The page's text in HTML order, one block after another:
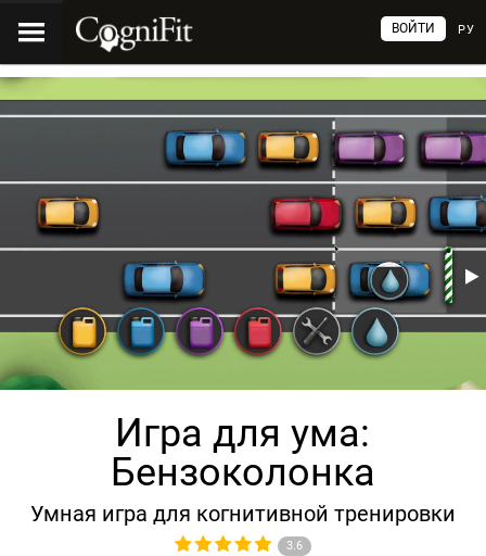
РУ
ВОЙТИ
Игра для ума:
Бензоколонка
Умная игра для когнитивной тренировки
3.6